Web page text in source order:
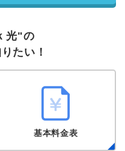
光"の
たい！
基本料金表